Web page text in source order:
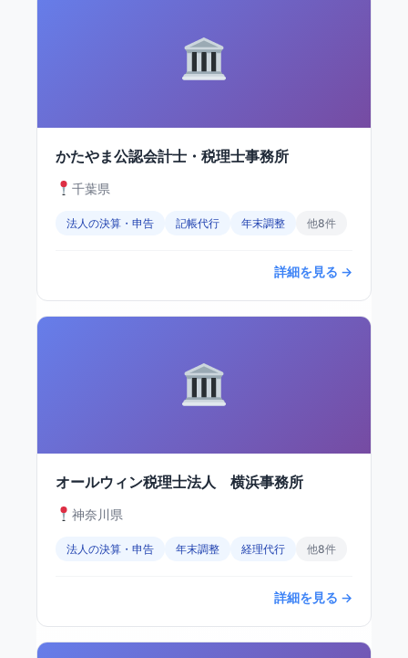
かたやま公認会計士・税理士事務所
千葉県
法人の決算・申告 記帳代行 年末調整 他8件
詳細を見る →
オールウィン税理士法人 横浜事務所
神奈川県
法人の決算・申告 年末調整 経理代行 他8件
詳細を見る →